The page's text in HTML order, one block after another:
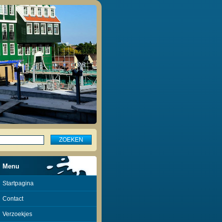
Menu
Startpagina
Contact
Verzoekjes